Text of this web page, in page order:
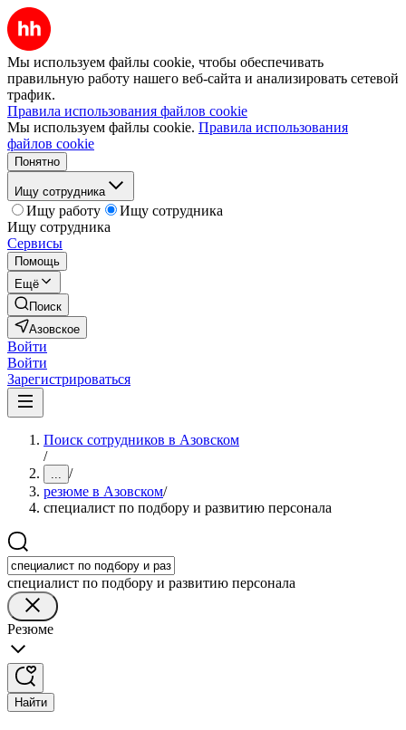
Мы используем файлы cookie, чтобы обеспечивать
правильную работу нашего веб-сайта и анализировать сетевой
трафик.
Правила использования файлов cookie
Мы используем файлы cookie. Правила использования
файлов cookie
Понятно
Ищу сотрудника
Ищу работу
Ищу сотрудника
Ищу сотрудника
Сервисы
Помощь
Ещё
Поиск
Азовское
Войти
Войти
Зарегистрироваться
Поиск сотрудников в Азовском
/
... /
резюме в Азовском/
специалист по подбору и развитию персонала
специалист по подбору и развитию персонала
Резюме
Найти